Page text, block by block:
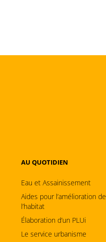
AU QUOTIDIEN
Eau et Assainissement
Aides pour l’amélioration de
l’habitat
Élaboration d’un PLUi
Le service urbanisme